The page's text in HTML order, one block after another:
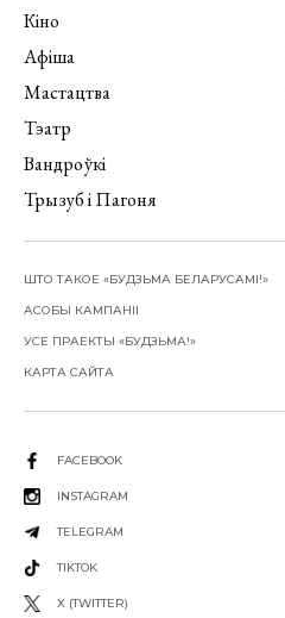
Кіно
Афіша
Мастацтва
Тэатр
Вандроўкі
Трызуб і Пагоня
ШТО ТАКОЕ «БУДЗЬМА БЕЛАРУСАМІ!»
АСОБЫ КАМПАНІІ
УСЕ ПРАЕКТЫ «БУДЗЬМА!»
КАРТА САЙТА
FACEBOOK
INSTAGRAM
TELEGRAM
TIKTOK
X (TWITTER)